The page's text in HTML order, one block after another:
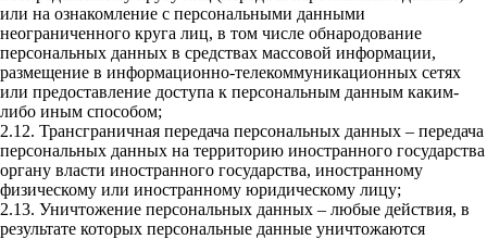
или на ознакомление с персональными данными
неограниченного круга лиц, в том числе обнародование
персональных данных в средствах массовой информации,
размещение в информационно-телекоммуникационных сетях
или предоставление доступа к персональным данным каким-
либо иным способом;
2.12. Трансграничная передача персональных данных – передача
персональных данных на территорию иностранного государства
органу власти иностранного государства, иностранному
физическому или иностранному юридическому лицу;
2.13. Уничтожение персональных данных – любые действия, в
результате которых персональные данные уничтожаются